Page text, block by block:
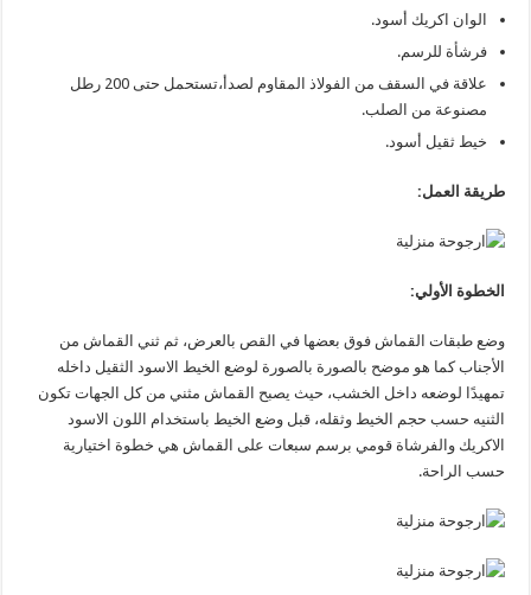
الوان اكريك أسود.
فرشأة للرسم.
علاقة في السقف من الفولاذ المقاوم لصدأ،تستحمل حتى 200 رطل
مصنوعة من الصلب.
خيط ثقيل أسود.
طريقة العمل:
الخطوة الأولي:
وضع طبقات القماش فوق بعضها في القص بالعرض، ثم ثني القماش من
الأجناب كما هو موضح بالصورة بالصورة لوضع الخيط الاسود الثقيل داخله
تمهيدًا لوضعه داخل الخشب، حيث يصبح القماش مثني من كل الجهات تكون
الثنيه حسب حجم الخيط وثقله، قبل وضع الخيط باستخدام اللون الاسود
الاكريك والفرشاة قومي برسم سبعات على القماش هي خطوة اختيارية
حسب الراحة.